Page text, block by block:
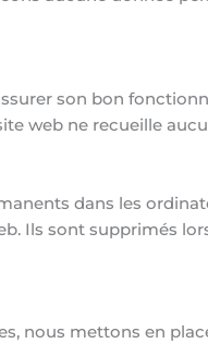
son bon
web ne recueille
dans les
Ils sont supprimés
nous mettons en